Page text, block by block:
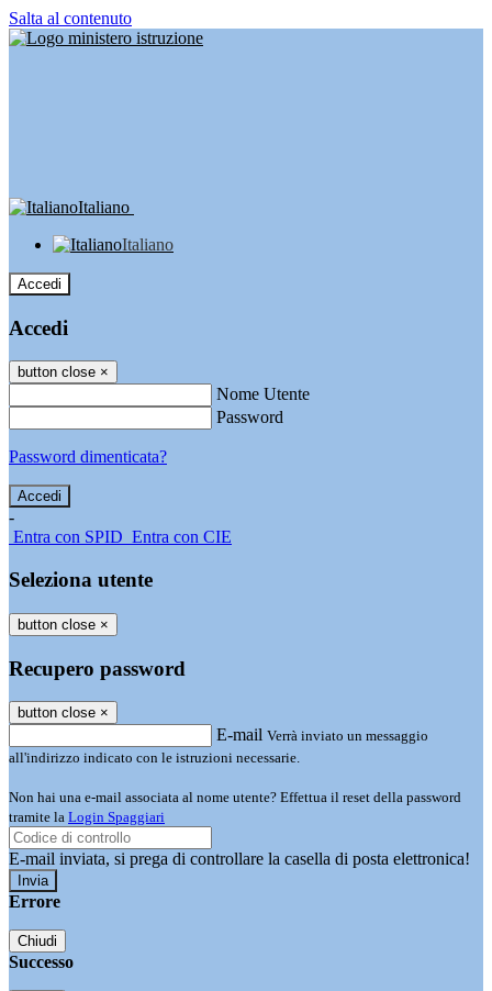
Salta al contenuto
Italiano
Italiano
Accedi
Accedi
button close ×
Nome Utente
Password
Password dimenticata?
-
Entra con SPID Entra con CIE
Seleziona utente
button close ×
Recupero password
button close ×
E-mail Verrà inviato un messaggio
all'indirizzo indicato con le istruzioni necessarie.
Non hai una e-mail associata al nome utente? Effettua il reset della password
tramite la Login Spaggiari
E-mail inviata, si prega di controllare la casella di posta elettronica!
Errore
Chiudi
Successo